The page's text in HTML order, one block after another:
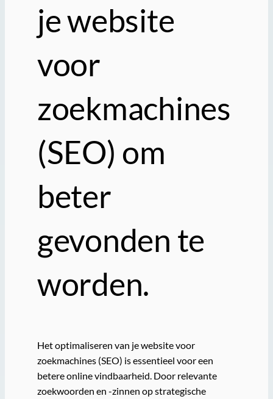
je website
voor
zoekmachines
(SEO) om
beter
gevonden te
worden.
Het optimaliseren van je website voor
zoekmachines (SEO) is essentieel voor een
betere online vindbaarheid. Door relevante
zoekwoorden en -zinnen op strategische